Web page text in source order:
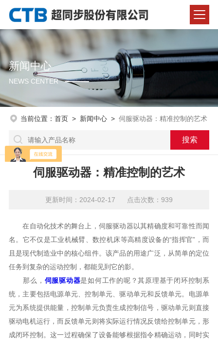
新闻中心
NEWS CENTER
当前位置： 首页> 新闻中心> 伺服驱动器：精准控制的艺术
伺服驱动器：精准控制的艺术
更新时间：2024-02-17 点击次数：939
在自动化技术的舞台上，伺服驱动器以其精确度和可靠性而闻
名。它不仅是工业机械臂、数控机床等高精度设备的“指挥官”，而
且是现代制造业中的核心组件。该产品的用途广泛，从简单的定位
任务到复杂的运动控制，都能见到它的影。
那么， 伺服驱动器是如何工作的呢？其原理基于闭环控制系
统，主要包括电源单元、控制单元、驱动单元和反馈单元。电源单
元为系统提供能量，控制单元负责生成控制信号，驱动单元则直接
驱动电机运行，而反馈单元则将实际运行情况反馈给控制单元，形
成闭环控制。这一过程确保了设备能够根据指令精确运动，同时实